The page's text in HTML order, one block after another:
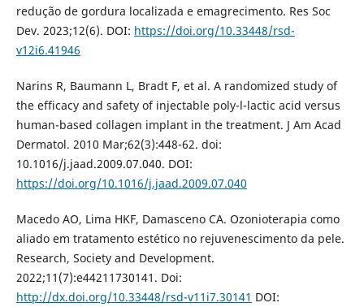
redução de gordura localizada e emagrecimento. Res Soc
Dev. 2023;12(6). DOI: https://doi.org/10.33448/rsd-
v12i6.41946
Narins R, Baumann L, Bradt F, et al. A randomized study of
the efficacy and safety of injectable poly-l-lactic acid versus
human-based collagen implant in the treatment. J Am Acad
Dermatol. 2010 Mar;62(3):448-62. doi:
10.1016/j.jaad.2009.07.040. DOI:
https://doi.org/10.1016/j.jaad.2009.07.040
Macedo AO, Lima HKF, Damasceno CA. Ozonioterapia como
aliado em tratamento estético no rejuvenescimento da pele.
Research, Society and Development.
2022;11(7):e44211730141. Doi:
http://dx.doi.org/10.33448/rsd-v11i7.30141 DOI: